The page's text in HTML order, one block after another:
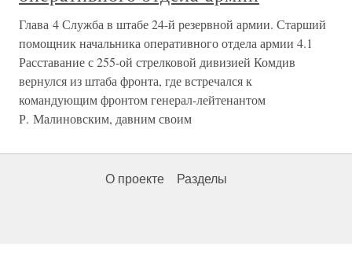
Глава 4 Служба в штабе 24-й резервной армии. Старший
помощник начальника оперативного отдела армии 4.1
Расставание с 255-ой стрелковой дивизией Комдив
вернулся из штаба фронта, где встречался к
командующим фронтом генерал-лейтенантом
Р. Малиновским, давним своим
О проекте Разделы